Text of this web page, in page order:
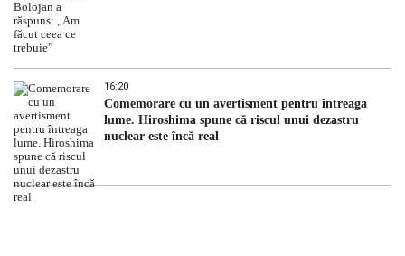
16:20
Comemorare cu un avertisment pentru întreaga
lume. Hiroshima spune că riscul unui dezastru
nuclear este încă real